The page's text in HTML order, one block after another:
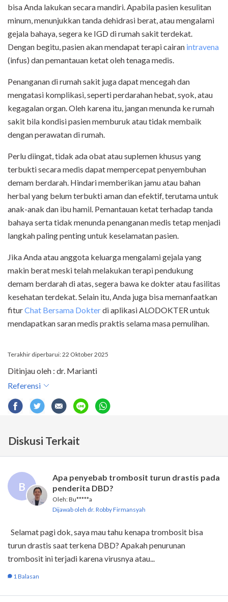
bisa Anda lakukan secara mandiri. Apabila pasien kesulitan
minum, menunjukkan tanda dehidrasi berat, atau mengalami
gejala bahaya, segera ke IGD di rumah sakit terdekat.
Dengan begitu, pasien akan mendapat terapi cairan intravena
(infus) dan pemantauan ketat oleh tenaga medis.
Penanganan di rumah sakit juga dapat mencegah dan
mengatasi komplikasi, seperti perdarahan hebat, syok, atau
kegagalan organ. Oleh karena itu, jangan menunda ke rumah
sakit bila kondisi pasien memburuk atau tidak membaik
dengan perawatan di rumah.
Perlu diingat, tidak ada obat atau suplemen khusus yang
terbukti secara medis dapat mempercepat penyembuhan
demam berdarah. Hindari memberikan jamu atau bahan
herbal yang belum terbukti aman dan efektif, terutama untuk
anak-anak dan ibu hamil. Pemantauan ketat terhadap tanda
bahaya serta tidak menunda penanganan medis tetap menjadi
langkah paling penting untuk keselamatan pasien.
Jika Anda atau anggota keluarga mengalami gejala yang
makin berat meski telah melakukan terapi pendukung
demam berdarah di atas, segera bawa ke dokter atau fasilitas
kesehatan terdekat. Selain itu, Anda juga bisa memanfaatkan
fiturChat Bersama Dokterdi aplikasi ALODOKTER untuk
mendapatkan saran medis praktis selama masa pemulihan.
Terakhir diperbarui: 22 Oktober 2025